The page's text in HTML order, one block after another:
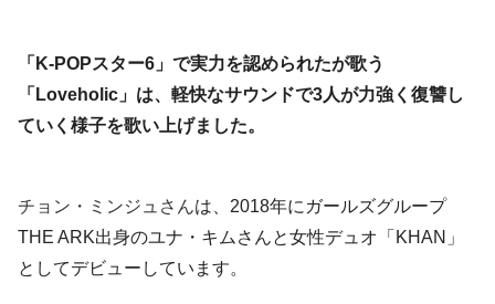
「K-POPスター6」で実力を認められたが歌う
「Loveholic」は、軽快なサウンドで3人が力強く復讐し
ていく様子を歌い上げました。
チョン・ミンジュさんは、2018年にガールズグループ
THE ARK出身のユナ・キムさんと女性デュオ「KHAN」
としてデビューしています。